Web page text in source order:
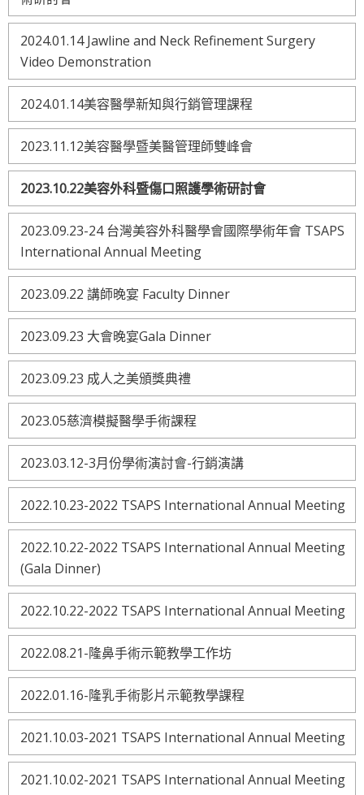
2024.01.14 Jawline and Neck Refinement Surgery
Video Demonstration
2024.01.14美容醫學新知與行銷管理課程
2023.11.12美容醫學暨美醫管理師雙峰會
2023.10.22美容外科暨傷口照護學術研討會
2023.09.23-24 台灣美容外科醫學會國際學術年會 TSAPS
International Annual Meeting
2023.09.22 講師晚宴 Faculty Dinner
2023.09.23 大會晚宴Gala Dinner
2023.09.23 成人之美頒獎典禮
2023.05慈濟模擬醫學手術課程
2023.03.12-3月份學術演討會-行銷演講
2022.10.23-2022 TSAPS International Annual Meeting
2022.10.22-2022 TSAPS International Annual Meeting
(Gala Dinner)
2022.10.22-2022 TSAPS International Annual Meeting
2022.08.21-隆鼻手術示範教學工作坊
2022.01.16-隆乳手術影片示範教學課程
2021.10.03-2021 TSAPS International Annual Meeting
2021.10.02-2021 TSAPS International Annual Meeting